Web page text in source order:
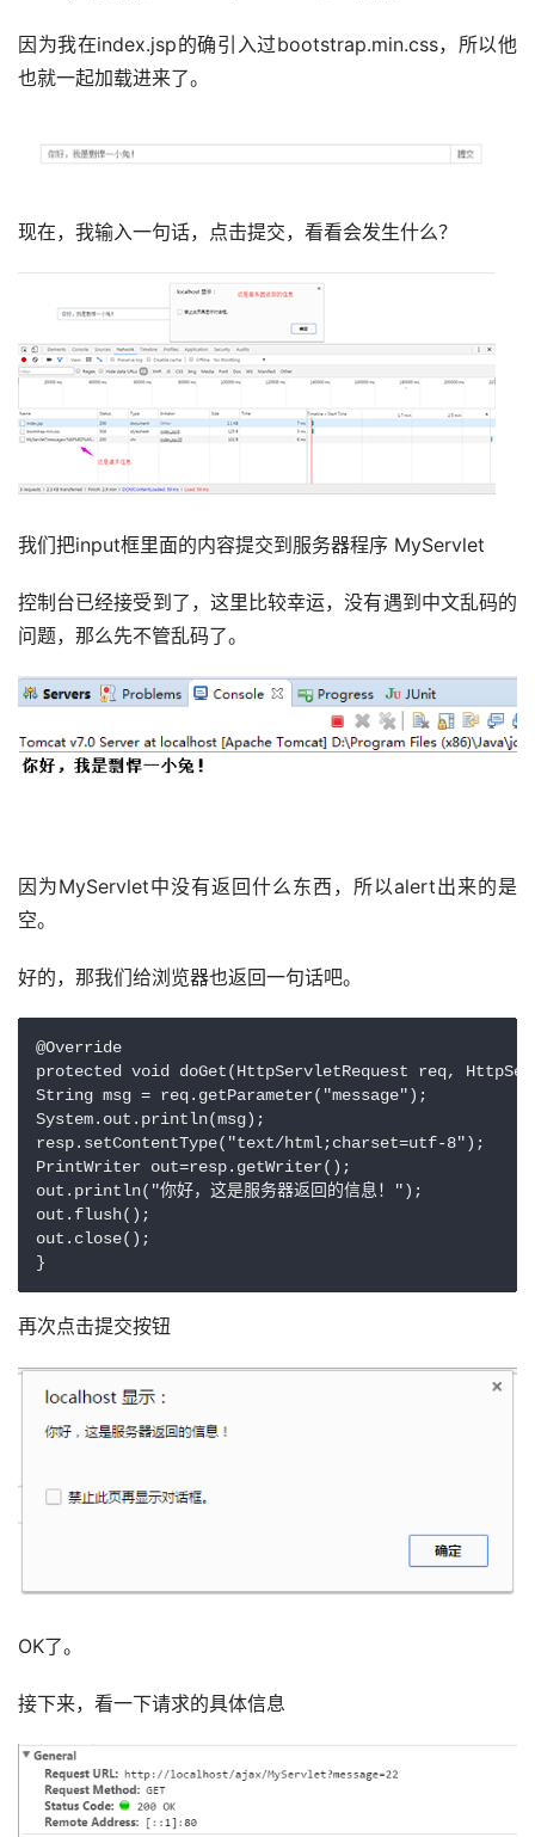
因为我在index.jsp的确引入过bootstrap.min.css，所以他
也就一起加载进来了。
现在，我输入一句话，点击提交，看看会发生什么？
我们把input框里面的内容提交到服务器程序 MyServlet
控制台已经接受到了，这里比较幸运，没有遇到中文乱码的
问题，那么先不管乱码了。
因为MyServlet中没有返回什么东西，所以alert出来的是
空。
好的，那我们给浏览器也返回一句话吧。
@Override
protected void doGet(HttpServletRequest req,
String msg = req.getParameter("message");
System.out.println(msg);
resp.setContentType("text/html;charset=utf-8");
PrintWriter out=resp.getWriter();
out.println("你好，这是服务器返回的信息！");
out.flush();
out.close();
}
再次点击提交按钮
OK了。
​接下来，看一下请求的具体信息